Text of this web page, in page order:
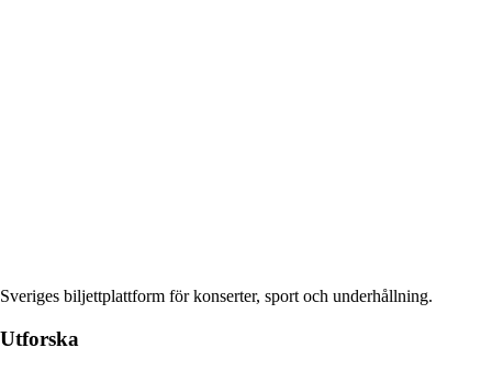
Sveriges biljettplattform för konserter, sport och underhållning.
Utforska